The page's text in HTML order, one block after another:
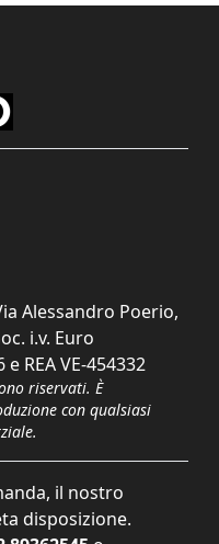
Alessandro Poerio,
i.v. Euro
e REA VE-454332
riservati. È
con qualsiasi
il nostro
disposizione.